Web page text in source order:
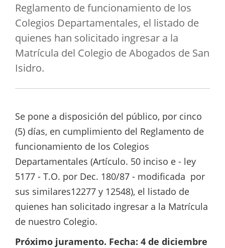
Reglamento de funcionamiento de los
Colegios Departamentales, el listado de
quienes han solicitado ingresar a la
Matrícula del Colegio de Abogados de San
Isidro.
Se pone a disposición del público, por cinco
(5) días, en cumplimiento del Reglamento de
funcionamiento de los Colegios
Departamentales (Artículo. 50 inciso e - ley
5177 - T.O. por Dec. 180/87 - modificada por
sus similares12277 y 12548), el listado de
quienes han solicitado ingresar a la Matrícula
de nuestro Colegio.
Próximo juramento. Fecha: 4 de diciembre